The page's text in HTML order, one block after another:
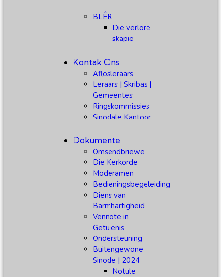
BLÊR
Die verlore
skapie
Kontak Ons
Aflosleraars
Leraars | Skribas |
Gemeentes
Ringskommissies
Sinodale Kantoor
Dokumente
Omsendbriewe
Die Kerkorde
Moderamen
Bedieningsbegeleiding
Diens van
Barmhartigheid
Vennote in
Getuienis
Ondersteuning
Buitengewone
Sinode | 2024
Notule